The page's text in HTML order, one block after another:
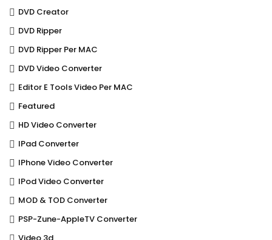
DVD Creator
DVD Ripper
DVD Ripper Per MAC
DVD Video Converter
Editor E Tools Video Per MAC
Featured
HD Video Converter
IPad Converter
IPhone Video Converter
IPod Video Converter
MOD & TOD Converter
PSP-Zune-AppleTV Converter